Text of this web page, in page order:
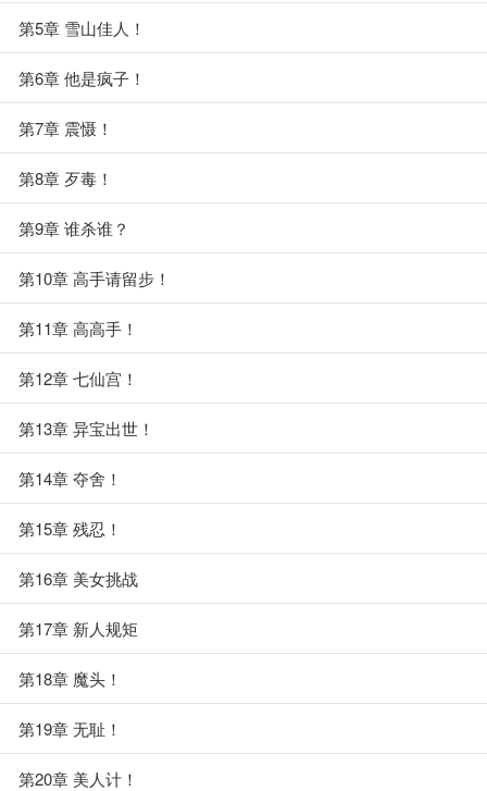
第5章 雪山佳人！
第6章 他是疯子！
第7章 震慑！
第8章 歹毒！
第9章 谁杀谁？
第10章 高手请留步！
第11章 高高手！
第12章 七仙宫！
第13章 异宝出世！
第14章 夺舍！
第15章 残忍！
第16章 美女挑战
第17章 新人规矩
第18章 魔头！
第19章 无耻！
第20章 美人计！